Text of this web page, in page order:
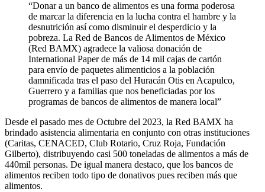
“Donar a un banco de alimentos es una forma poderosa
de marcar la diferencia en la lucha contra el hambre y la
desnutrición así como disminuir el desperdicio y la
pobreza. La Red de Bancos de Alimentos de México
(Red BAMX) agradece la valiosa donación de
International Paper de más de 14 mil cajas de cartón
para envío de paquetes alimenticios a la población
damnificada tras el paso del Huracán Otis en Acapulco,
Guerrero y a familias que nos beneficiadas por los
programas de bancos de alimentos de manera local”
Desde el pasado mes de Octubre del 2023, la Red BAMX ha
brindado asistencia alimentaria en conjunto con otras instituciones
(Caritas, CENACED, Club Rotario, Cruz Roja, Fundación
Gilberto), distribuyendo casi 500 toneladas de alimentos a más de
440mil personas. De igual manera destaco, que los bancos de
alimentos reciben todo tipo de donativos pues reciben más que
alimentos.